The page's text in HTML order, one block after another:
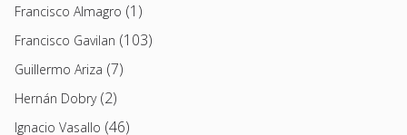
Francisco Almagro (1)
Francisco Gavilan (103)
Guillermo Ariza (7)
Hernán Dobry(2)
Ignacio Vasallo (46)